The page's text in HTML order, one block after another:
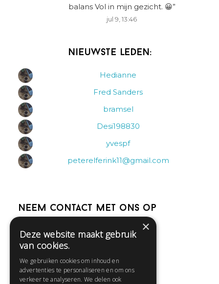
balans Vol in mijn gezicht. 😀”
jul 9, 13:46
Nieuwste leden:
Hedianne
Fred Sanders
bramsel
Desi198830
yvespf
peterelferink11@gmail.com
Neem contact met ons op
Help
Contact
Huisregels
×
Deze website maakt gebruik
van cookies.
We gebruiken cookies om inhoud en
advertenties te personaliseren en om ons
verkeer te analyseren. We delen ook